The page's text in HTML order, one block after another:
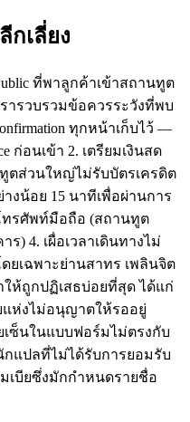
กเลี่ยง
ที่พาลูกค้าเข้าสถานทูต
ารวบรวมข้อควรระวังที่พบ
ทุกหน้าเก็บไว้ —
ก่อนเข้า 2. เตรียมเงินสด
ตส่วนใหญ่ไม่รับบัตรเครดิต
งน้อย 15 นาทีเพื่อผ่านการ
ทรศัพท์มือถือ (สถานทูต
) 4. เผื่อเวลาเดินทางไม่
ยเฉพาะย่านสาทร เพลินจิต
ห้ถูกปฏิเสธบ่อยที่สุด ได้แก่
แห่งไม่อนุญาตให้รออยู่
เซ็นในแบบฟอร์มไม่ตรงกับ
กแปลที่ไม่ได้รับการยอมรับ
เบียซึ่งมักกำหนดรายชื่อ